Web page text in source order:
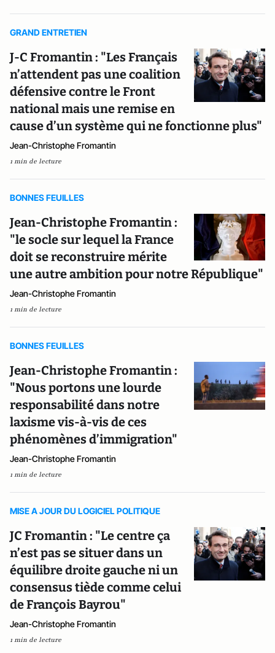
GRAND ENTRETIEN
J-C Fromantin : "Les Français
n’attendent pas une coalition
défensive contre le Front
national mais une remise en
cause d’un système qui ne fonctionne plus"
Jean-Christophe Fromantin
1 min de lecture
BONNES FEUILLES
Jean-Christophe Fromantin :
"le socle sur lequel la France
doit se reconstruire mérite
une autre ambition pour notre République"
Jean-Christophe Fromantin
1 min de lecture
BONNES FEUILLES
Jean-Christophe Fromantin :
"Nous portons une lourde
responsabilité dans notre
laxisme vis-à-vis de ces
phénomènes d’immigration"
Jean-Christophe Fromantin
1 min de lecture
MISE A JOUR DU LOGICIEL POLITIQUE
JC Fromantin : "Le centre ça
n’est pas se situer dans un
équilibre droite gauche ni un
consensus tiède comme celui
de François Bayrou"
Jean-Christophe Fromantin
1 min de lecture